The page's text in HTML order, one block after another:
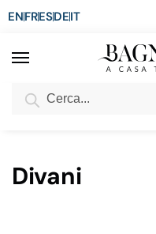
ENFRESDEIT
SCONTO del 3%
Divani